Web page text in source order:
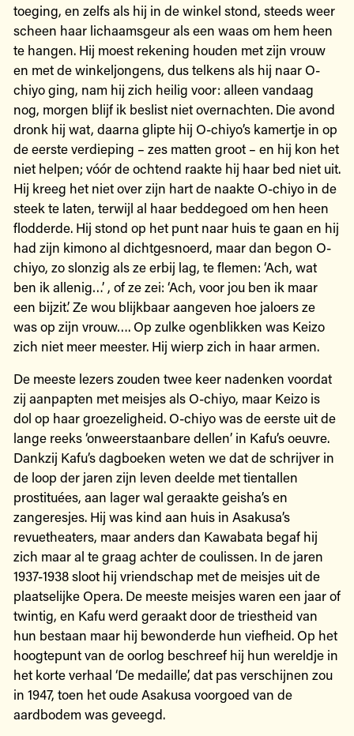
toeging, en zelfs als hij in de winkel stond, steeds weer
scheen haar lichaamsgeur als een waas om hem heen
te hangen. Hij moest rekening houden met zijn vrouw
en met de winkeljongens, dus telkens als hij naar O-
chiyo ging, nam hij zich heilig voor: alleen vandaag
nog, morgen blijf ik beslist niet overnachten. Die avond
dronk hij wat, daarna glipte hij O-chiyo’s kamertje in op
de eerste verdieping – zes matten groot – en hij kon het
niet helpen; vóór de ochtend raakte hij haar bed niet uit.
Hij kreeg het niet over zijn hart de naakte O-chiyo in de
steek te laten, terwijl al haar beddegoed om hen heen
flodderde. Hij stond op het punt naar huis te gaan en hij
had zijn kimono al dichtgesnoerd, maar dan begon O-
chiyo, zo slonzig als ze erbij lag, te flemen: ‘Ach, wat
ben ik allenig…’ , of ze zei: ‘Ach, voor jou ben ik maar
een bijzit.’ Ze wou blijkbaar aangeven hoe jaloers ze
was op zijn vrouw…. Op zulke ogenblikken was Keizo
zich niet meer meester. Hij wierp zich in haar armen.
De meeste lezers zouden twee keer nadenken voordat
zij aanpapten met meisjes als O-chiyo, maar Keizo is
dol op haar groezeligheid. O-chiyo was de eerste uit de
lange reeks ‘onweerstaanbare dellen’ in Kafu’s oeuvre.
Dankzij Kafu’s dagboeken weten we dat de schrijver in
de loop der jaren zijn leven deelde met tientallen
prostituées, aan lager wal geraakte geisha’s en
zangeresjes. Hij was kind aan huis in Asakusa’s
revuetheaters, maar anders dan Kawabata begaf hij
zich maar al te graag achter de coulissen. In de jaren
1937-1938 sloot hij vriendschap met de meisjes uit de
plaatselijke Opera. De meeste meisjes waren een jaar of
twintig, en Kafu werd geraakt door de triestheid van
hun bestaan maar hij bewonderde hun viefheid. Op het
hoogtepunt van de oorlog beschreef hij hun wereldje in
het korte verhaal ‘De medaille’, dat pas verschijnen zou
in 1947, toen het oude Asakusa voorgoed van de
aardbodem was geveegd.